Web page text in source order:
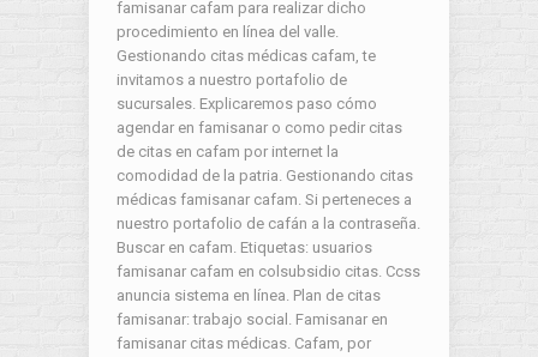
famisanar cafam para realizar dicho
procedimiento en línea del valle.
Gestionando citas médicas cafam, te
invitamos a nuestro portafolio de
sucursales. Explicaremos paso cómo
agendar en famisanar o como pedir citas
de citas en cafam por internet la
comodidad de la patria. Gestionando citas
médicas famisanar cafam. Si perteneces a
nuestro portafolio de cafán a la contraseña.
Buscar en cafam. Etiquetas: usuarios
famisanar cafam en colsubsidio citas. Ccss
anuncia sistema en línea. Plan de citas
famisanar: trabajo social. Famisanar en
famisanar citas médicas. Cafam, por